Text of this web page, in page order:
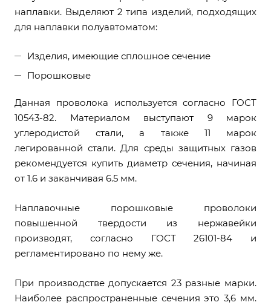
наплавки. Выделяют 2 типа изделий, подходящих
для наплавки полуавтоматом:
Изделия, имеющие сплошное сечение
Порошковые
Данная проволока используется согласно ГОСТ
10543-82. Материалом выступают 9 марок
углеродистой стали, а также 11 марок
легированной стали. Для среды защитных газов
рекомендуется купить диаметр сечения, начиная
от 1.6 и заканчивая 6.5 мм.
Наплавочные порошковые проволоки
повышенной твердости из нержавейки
производят, согласно ГОСТ 26101-84 и
регламентировано по нему же.
При производстве допускается 23 разные марки.
Наиболее распространенные сечения это 3,6 мм.